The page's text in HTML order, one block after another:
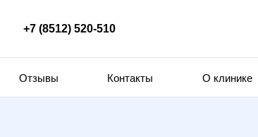
+7 (8512) 520-510
Отзывы Контакты О клинике